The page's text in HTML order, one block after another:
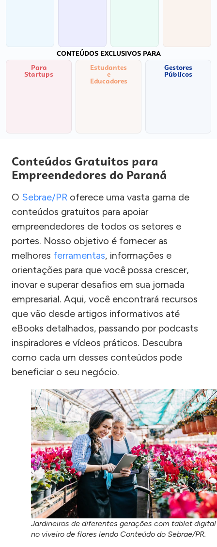
CONTEÚDOS EXCLUSIVOS PARA
Para
Startups
Estudantes
e
Educadores
Gestores
Públicos
Conteúdos Gratuitos para
Empreendedores do Paraná
O Sebrae/PR oferece uma vasta gama de
conteúdos gratuitos para apoiar
empreendedores de todos os setores e
portes. Nosso objetivo é fornecer as
melhores ferramentas, informações e
orientações para que você possa crescer,
inovar e superar desafios em sua jornada
empresarial. Aqui, você encontrará recursos
que vão desde artigos informativos até
eBooks detalhados, passando por podcasts
inspiradores e vídeos práticos. Descubra
como cada um desses conteúdos pode
beneficiar o seu negócio.
Jardineiros de diferentes gerações com tablet digital
no viveiro de flores lendo Conteúdo do Sebrae/PR.